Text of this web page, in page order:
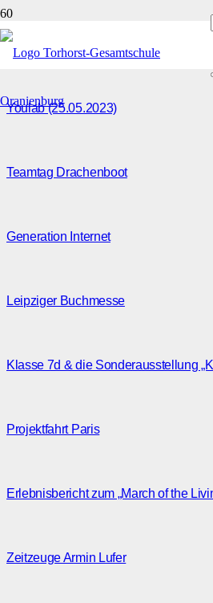
Beiträge von
Youlab (25.05.2023)
Teamtag Drachenboot
Generation Internet
Leipziger Buchmesse
Klasse 7d & die Sonderausstellung
Projektfahrt Paris
Erlebnisbericht zum „March of the
Zeitzeuge Armin Lufer